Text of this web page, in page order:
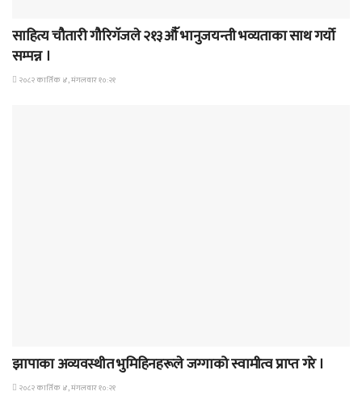
साहित्य चौतारी गौरिगॅजले २१३औॅ भानुजयन्ती भव्यताका साथ गर्यो
सम्पन्न ।
२०८२ कार्तिक ४, मंगलवार १०:२१
झापाका अव्यवस्थीत भुमिहिनहरूले जग्गाको स्वामीत्व प्राप्त गरे ।
२०८२ कार्तिक ४, मंगलवार १०:२१